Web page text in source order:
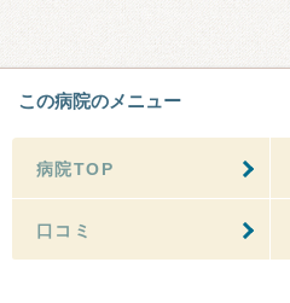
この病院のメニュー
病院TOP
口コミ